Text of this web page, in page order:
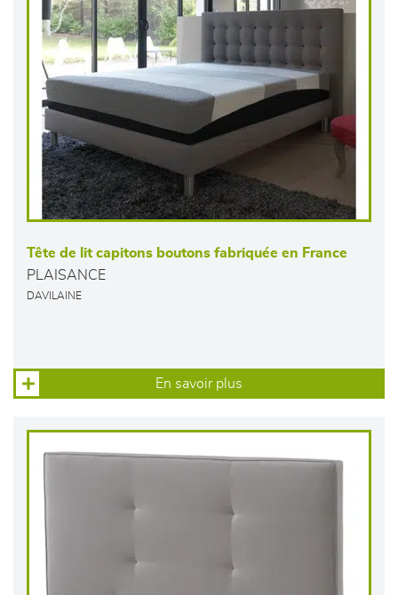
Tête de lit capitons boutons fabriquée en France
PLAISANCE
DAVILAINE
En savoir plus